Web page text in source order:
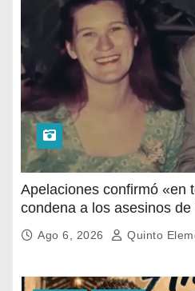
Apelaciones confirmó «en
condena a los asesinos
Ago 6, 2026 Quinto